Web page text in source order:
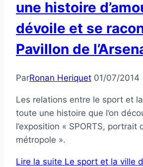
une histoire
dévoile et se
Pavillon de
ParRonan Heriquet 01/07/2014
Les relations entre le sport et
toute une histoire que l’on
l’exposition « SPORTS, portrait
métropole ».
Lire la suite Le sport et la ville